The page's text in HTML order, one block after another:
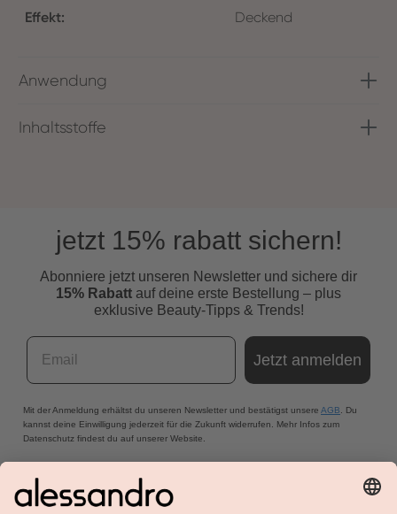
Effekt: Deckend
Anwendung
Inhaltsstoffe
jetzt 15% rabatt sichern!
Abonniere jetzt unseren Newsletter und sichere dir
15% Rabatt auf deine erste Bestellung – plus
exklusive Beauty-Tipps & Trends!
Email
Jetzt anmelden
Mit der Anmeldung erhältst du unseren Newsletter und bestätigst unsere AGB . Du
kannst deine Einwilligung jederzeit für die Zukunft widerrufen. Mehr Infos zum
Datenschutz findest du auf unserer Website.